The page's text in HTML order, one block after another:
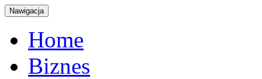
Nawigacja
Home
Biznes